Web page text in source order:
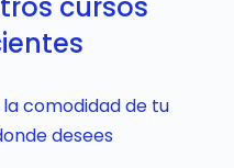
comodidad de tu
desees